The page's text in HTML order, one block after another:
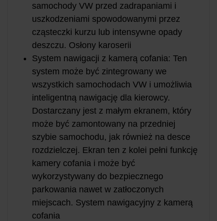
samochody VW przed zadrapaniami i
uszkodzeniami spowodowanymi przez
cząsteczki kurzu lub intensywne opady
deszczu. Osłony karoserii
System nawigacji z kamerą cofania: Ten
system może być zintegrowany we
wszystkich samochodach VW i umożliwia
inteligentną nawigację dla kierowcy.
Dostarczany jest z małym ekranem, który
może być zamontowany na przedniej
szybie samochodu, jak również na desce
rozdzielczej. Ekran ten z kolei pełni funkcję
kamery cofania i może być
wykorzystywany do bezpiecznego
parkowania nawet w zatłoczonych
miejscach. System nawigacyjny z kamerą
cofania